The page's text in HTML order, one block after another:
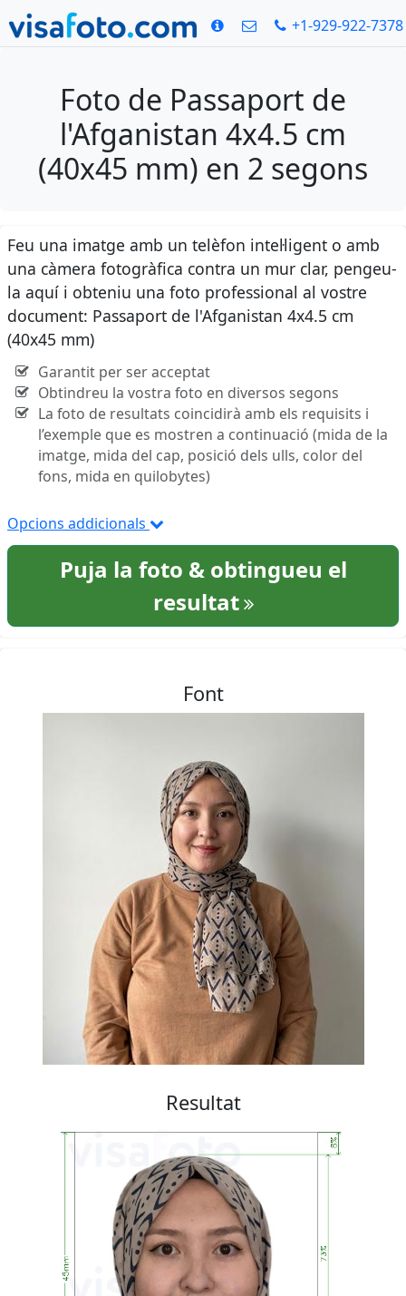
+1-929-922-7378
Foto de Passaport de
l'Afganistan 4x4.5 cm
(40x45 mm) en 2 segons
Feu una imatge amb un telèfon intel·ligent o amb
una càmera fotogràfica contra un mur clar, pengeu-
la aquí i obteniu una foto professional al vostre
document: Passaport de l'Afganistan 4x4.5 cm
(40x45 mm)
Garantit per ser acceptat
Obtindreu la vostra foto en diversos segons
La foto de resultats coincidirà amb els requisits i
l’exemple que es mostren a continuació (mida de la
imatge, mida del cap, posició dels ulls, color del
fons, mida en quilobytes)
Opcions addicionals
Puja la foto & obtingueu el
resultat
Font
Resultat